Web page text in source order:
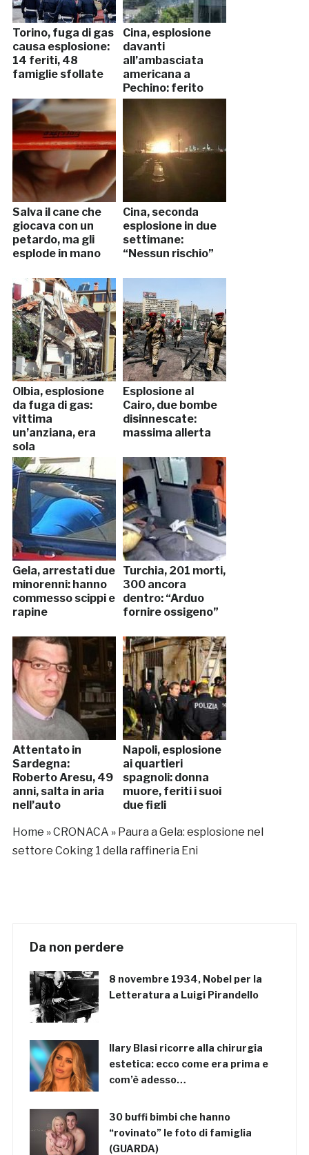
Torino, fuga di gas
causa esplosione:
14 feriti, 48
famiglie sfollate
Cina, esplosione
davanti
all’ambasciata
americana a
Pechino: ferito
l’attentatore
Salva il cane che
giocava con un
petardo, ma gli
esplode in mano
Cina, seconda
esplosione in due
settimane:
“Nessun rischio”
Olbia, esplosione
da fuga di gas:
vittima
un’anziana, era
sola
Esplosione al
Cairo, due bombe
disinnescate:
massima allerta
Gela, arrestati due
minorenni: hanno
commesso scippi e
rapine
Turchia, 201 morti,
300 ancora
dentro: “Arduo
fornire ossigeno”
Attentato in
Sardegna:
Roberto Aresu, 49
anni, salta in aria
nell’auto
Napoli, esplosione
ai quartieri
spagnoli: donna
muore, feriti i suoi
due figli
Home »CRONACA » Paura a Gela: esplosione nel
settore Coking 1 della raffineria Eni
Da non perdere
8 novembre 1934, Nobel per la
Letteratura a Luigi Pirandello
Ilary Blasi ricorre alla chirurgia
estetica: ecco come era prima e
com’è adesso…
30 buffi bimbi che hanno
“rovinato” le foto di famiglia
(GUARDA)